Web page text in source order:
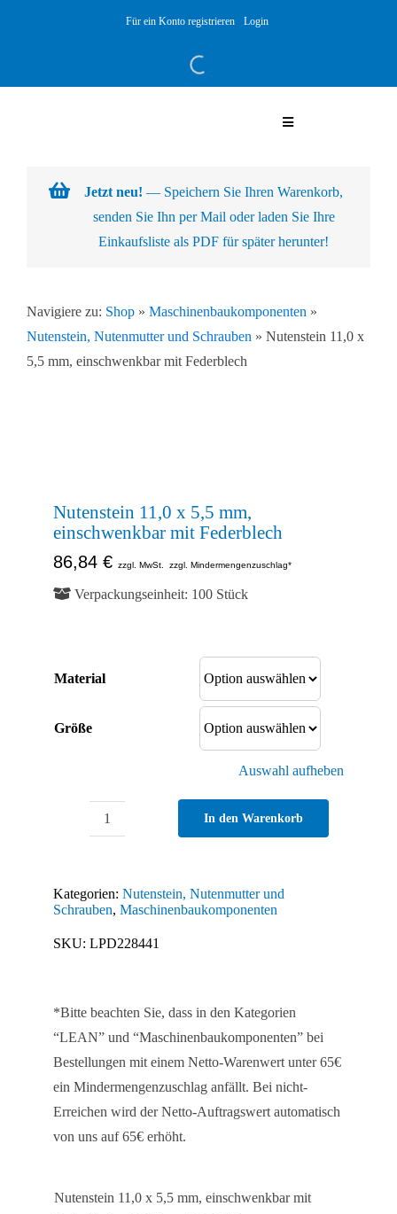
Für ein Konto registrieren Login
Toggle
Kundenlösungen
Jetzt neu! — Speichern Sie Ihren Warenkorb,
senden Sie Ihn per Mail oder laden Sie Ihre
Einkaufsliste als PDF für später herunter!
Navigiere zu: Shop» Maschinenbaukomponenten »
Nutenstein, Nutenmutter und Schrauben » Nutenstein 11,0 x
5,5 mm, einschwenkbar mit Federblech
Nutenstein 11,0 x 5,5 mm,
einschwenkbar mit Federblech
86,84 € zzgl. MwSt. zzgl. Mindermengenzuschlag*
Verpackungseinheit: 100 Stück
Material
Größe
Auswahl aufheben
5,5
einschwenkbar
In den Warenkorb
Kategorien: Nutenstein, Nutenmutter und
Schrauben, Maschinenbaukomponenten
SKU: LPD228441
*Bitte beachten Sie, dass in den Kategorien
“LEAN” und “Maschinenbaukomponenten” bei
Bestellungen mit einem Netto-Warenwert unter 65€
ein Mindermengenzuschlag anfällt. Bei nicht-
Erreichen wird der Netto-Auftragswert automatisch
von uns auf 65€ erhöht.
Nutenstein 11,0 x 5,5 mm, einschwenkbar mit